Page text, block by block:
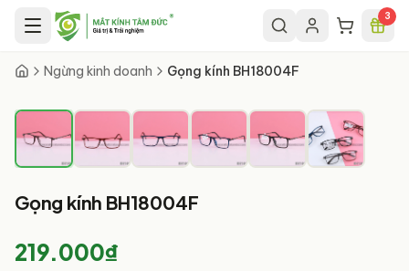
Chuyển đến nội dung chính 3
Ngừng kinh doanh Gọng kính BH18004F
Gọng kính BH18004F
219.000₫